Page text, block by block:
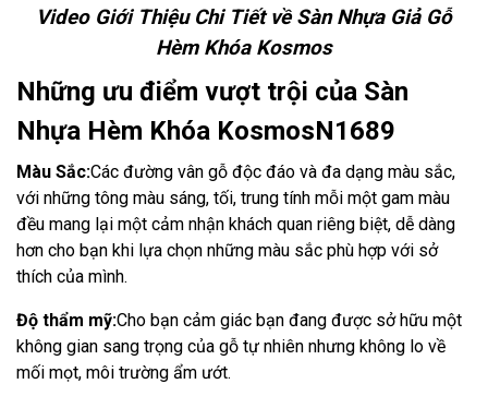
Video Giới Thiệu Chi Tiết về Sàn Nhựa Giả Gỗ
Hèm Khóa Kosmos
Những ưu điểm vượt trội của Sàn
Nhựa Hèm Khóa KosmosN1689
Màu Sắc:Các đường vân gỗ độc đáo và đa dạng màu sắc,
với những tông màu sáng, tối, trung tính mỗi một gam màu
đều mang lại một cảm nhận khách quan riêng biệt, dễ dàng
hơn cho bạn khi lựa chọn những màu sắc phù hợp với sở
thích của mình.
Độ thẩm mỹ:Cho bạn cảm giác bạn đang được sở hữu một
không gian sang trọng của gỗ tự nhiên nhưng không lo về
mối mọt, môi trường ẩm ướt.